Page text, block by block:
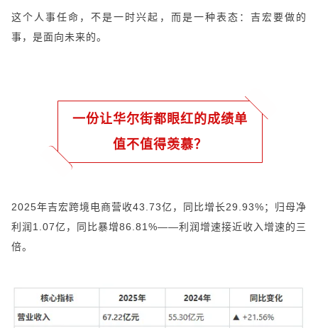
这个人事任命，不是一时兴起，而是一种表态：吉宏要做的
事，是面向未来的。
一份让华尔街都眼红的成绩单
值不值得羡慕？
2025年吉宏跨境电商营收43.73亿，同比增长29.93%；归母净
利润1.07亿，同比暴增86.81%——利润增速接近收入增速的三
倍。